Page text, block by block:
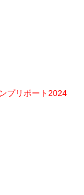
プリポート2024